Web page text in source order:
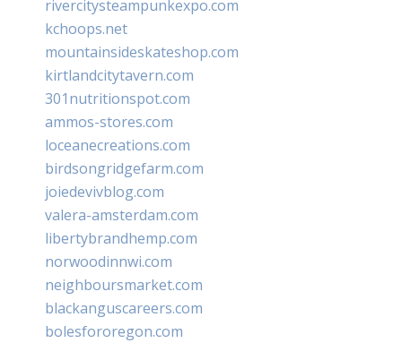
rivercitysteampunkexpo.com
kchoops.net
mountainsideskateshop.com
kirtlandcitytavern.com
301nutritionspot.com
ammos-stores.com
loceanecreations.com
birdsongridgefarm.com
joiedevivblog.com
valera-amsterdam.com
libertybrandhemp.com
norwoodinnwi.com
neighboursmarket.com
blackanguscareers.com
bolesfororegon.com